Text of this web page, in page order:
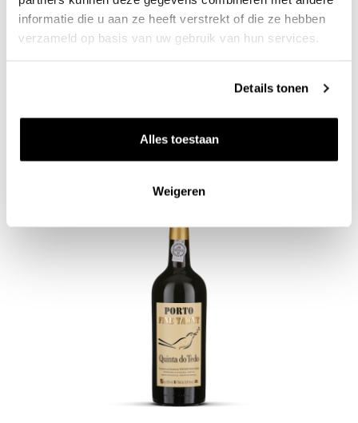
informatie die u aan ze heeft verstrekt of die ze hebben
verzameld op basis van uw gebruik van hun services.
Details tonen
Alles toestaan
Weigeren
Fine Tawny 10 years - Port
Quinta do Tedo
Zet